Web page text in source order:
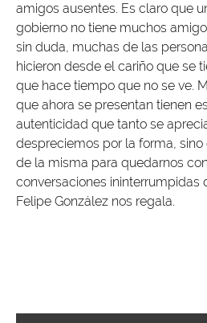
amigos ausentes. Es claro que
gobierno no tiene muchos
sin duda, muchas de las
hicieron desde el cariño que se
que hace tiempo que no se ve.
que ahora se presentan tienen
autenticidad que tanto se
despreciemos por la forma,
de la misma para quedarnos
conversaciones ininterrumpidas
Felipe González nos regala.